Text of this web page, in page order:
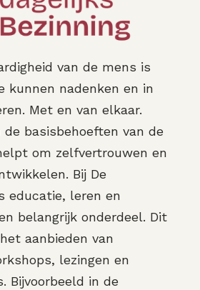
van de mens is
kunnen nadenken en in
Met en van elkaar.
de basisbehoeften van de
om zelfvertrouwen en
Bij De
educatie, leren en
belangrijk onderdeel. Dit
aanbieden van
lezingen en
Bijvoorbeeld in de